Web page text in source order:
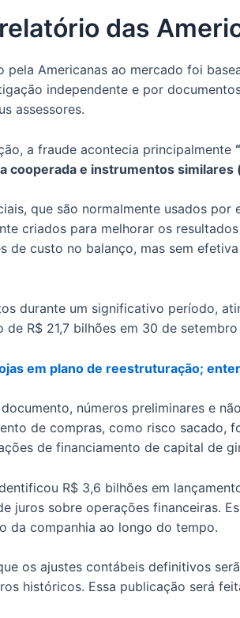
das
pela Americanas ao mercado foi
independente e por
assessores.
a fraude acontecia principalmente
cooperada e instrumentos similares
que são normalmente usados por
criados para melhorar os
de custo no balanço, mas sem
durante um significativo período,
R$ 21,7 bilhões em 30 de setembro
em plano de reestruturação;
números preliminares e
de compras, como risco sacado,
de financiamento de capital de
R$ 3,6 bilhões em
juros sobre operações financeiras.
da companhia ao longo do tempo.
os ajustes contábeis definitivos
históricos. Essa publicação será